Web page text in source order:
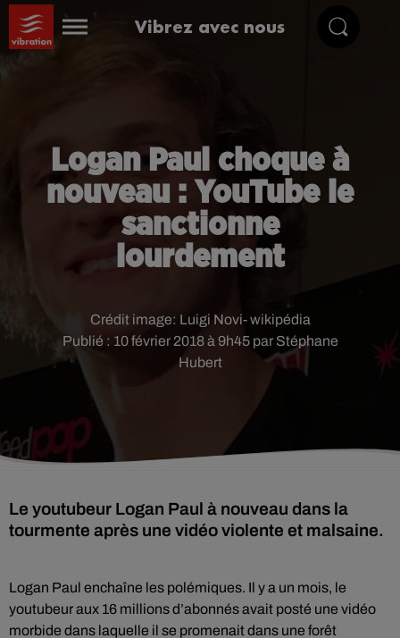
Vibrez avec nous
Logan Paul choque à
nouveau : YouTube le
sanctionne
lourdement
Publié : 10 février 2018 à 9h45 par Stéphane
Hubert
Crédit image: Luigi Novi- wikipédia
Le youtubeur Logan Paul à nouveau dans la
tourmente après une vidéo violente et malsaine.
Logan Paul enchaîne les polémiques. Il y a un mois, le
youtubeur aux 16 millions d’abonnés avait posté une vidéo
morbide dans laquelle il se promenait dans une forêt